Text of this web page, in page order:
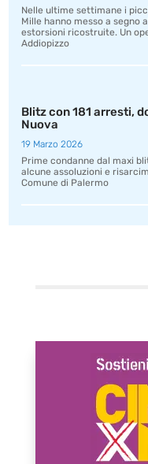
Nelle ultime settimane i
Mille hanno messo a segno
estorsioni ricostruite. Un
Addiopizzo
Blitz con 181 arresti,
Nuova
19 Marzo 2026
Prime condanne dal maxi
alcune assoluzioni e
Comune di Palermo